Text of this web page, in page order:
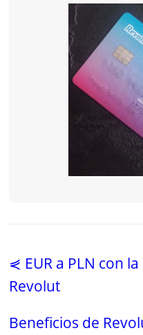
⋞ EUR a PLN con
Revolut
Beneficios de